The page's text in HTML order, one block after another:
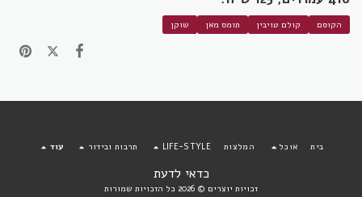
הקוסם קולם טויבין תומס מאן שוקן
כדאי לדעת
זכויות יוצרים © 2026 כל הזכויות שמורות
בית אוכל המלצות LIFE-STYLE תרבות ובידור עוד